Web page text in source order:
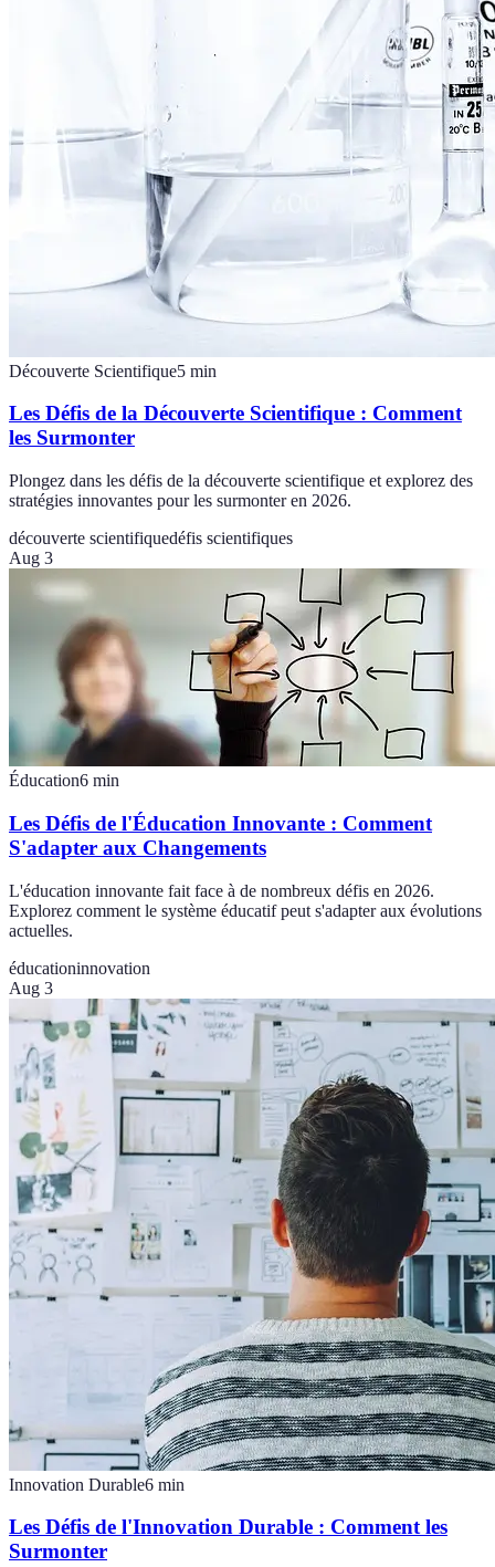
Découverte Scientifique5 min
Les Défis de la Découverte Scientifique : Comment
les Surmonter
Plongez dans les défis de la découverte scientifique et explorez des
stratégies innovantes pour les surmonter en 2026.
découverte scientifiquedéfis scientifiques
Aug 3
Éducation6 min
Les Défis de l'Éducation Innovante : Comment
S'adapter aux Changements
L'éducation innovante fait face à de nombreux défis en 2026.
Explorez comment le système éducatif peut s'adapter aux évolutions
actuelles.
éducationinnovation
Aug 3
Innovation Durable6 min
Les Défis de l'Innovation Durable : Comment les
Surmonter